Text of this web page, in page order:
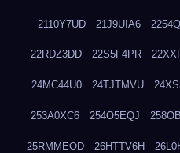
2110Y7UD 21J9UIA6
22RDZ3DD 22S5F4PR
24MC44U0 24TJTMVU
253A0XC6 254O5EQJ
25RMMEOD 26HTTV6H